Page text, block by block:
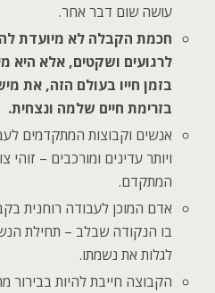
עושה שום דבר אחר.
חכמת הקבלה לא מיועדת
לרגועים ושקטים, אלא היא
בזמן חייו בעולם הזה, את
בזרימת חיים שלמה ונצחית.
אנשים וקבוצות המתקדמים
ויותר עדינים ומורכבים – זוהי
המתקדם.
אדם המוכן לעבודה רוחנית
בו הנקודה שבלב – תחילת
לגלות את נשמתו.
הקבוצה חייבת להיות